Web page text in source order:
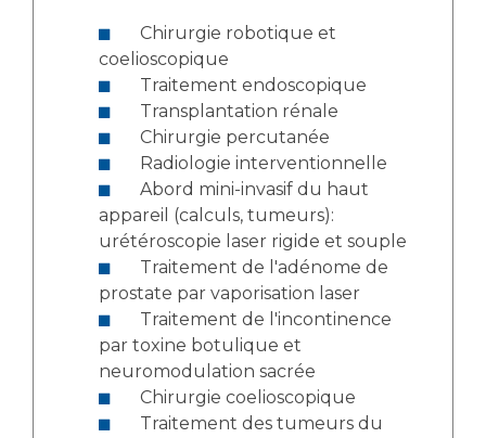
coelioscopique
Traitement endoscopique
Transplantation rénale
Chirurgie percutanée
Radiologie interventionnelle
appareil (calculs, tumeurs):
urétéroscopie laser rigide et souple
prostate par vaporisation laser
par toxine botulique et
neuromodulation sacrée
Chirurgie coelioscopique